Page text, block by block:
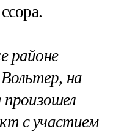
районе
на
с участием